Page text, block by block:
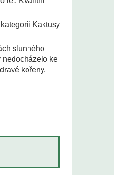
Kaktusy
slunného
nedocházelo ke
kořeny.